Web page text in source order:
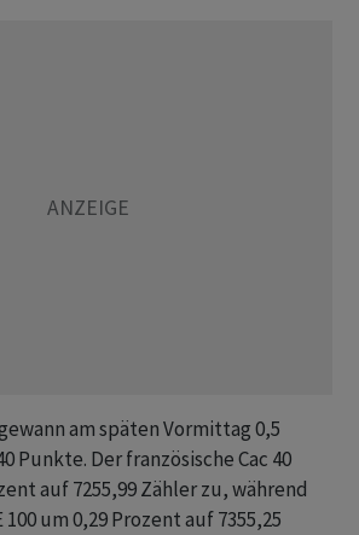
am späten Vormittag 0,5
Punkte. Der französische Cac 40
auf 7255,99 Zähler zu, während
um 0,29 Prozent auf 7355,25